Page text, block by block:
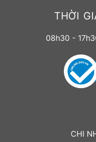
THỜI
08h30 -
CHI